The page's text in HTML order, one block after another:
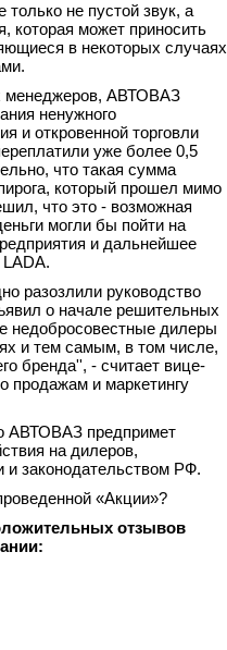
не пустой звук, а
которая может приносить
в некоторых случаях
менеджеров, АВТОВАЗ
ненужного
и откровенной торговли
уже более 0,5
что такая сумма
который прошел мимо
что это - возможная
могли бы пойти на
и дальнейшее
разозлили руководство
о начале решительных
недобросовестные дилеры
и тем самым, в том числе,
бренда'', - считает вице-
и маркетингу
АВТОВАЗ предпримет
на дилеров,
и законодательством РФ.
«Акции»?
отзывов